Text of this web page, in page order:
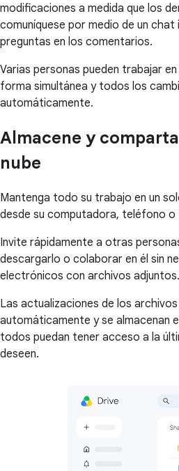
modificaciones a medida que los
comuníquese por medio de un
preguntas en los comentarios.
Varias personas pueden trabajar
forma simultánea y todos los
automáticamente.
Almacene y
nube
Mantenga todo su trabajo en un
desde su computadora, teléfono
Invite rápidamente a otras
descargarlo o colaborar en él sin
electrónicos con archivos adjuntos.
Las actualizaciones de los
automáticamente y se almacenan
todos puedan tener acceso a la
deseen.